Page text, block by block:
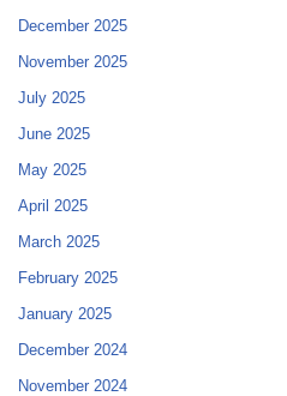
December 2025
November 2025
July 2025
June 2025
May 2025
April 2025
March 2025
February 2025
January 2025
December 2024
November 2024